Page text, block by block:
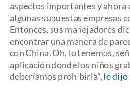
aspectos importantes y ahora
algunas supuestas empresas
Entonces, sus manejadores
encontrar una manera de
con China. Oh, lo tenemos,
aplicación donde los niños
deberíamos prohibirla”, le dijo